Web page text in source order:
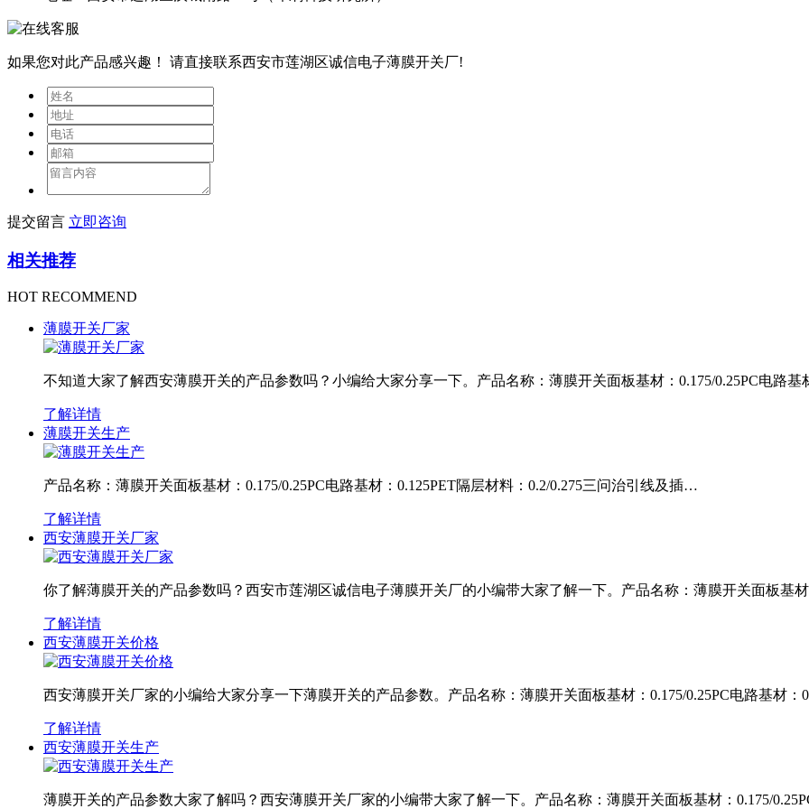
如果您对此产品感兴趣！ 请直接联系西安市莲湖区诚信电子薄膜开关厂!
提交留言 立即咨询
相关推荐
HOT RECOMMEND
薄膜开关厂家
不知道大家了解西安薄膜开关的产品参数吗？小编给大家分享一下。产品名称：薄膜开关面板基材：0.175/0.25PC电路
了解详情
薄膜开关生产
产品名称：薄膜开关面板基材：0.175/0.25PC电路基材：0.125PET隔层材料：0.2/0.275三问治引线及插…
了解详情
西安薄膜开关厂家
你了解薄膜开关的产品参数吗？西安市莲湖区诚信电子薄膜开关厂的小编带大家了解一下。产品名称：薄膜开关面板基
了解详情
西安薄膜开关价格
西安薄膜开关厂家的小编给大家分享一下薄膜开关的产品参数。产品名称：薄膜开关面板基材：0.175/0.25PC电路基材
了解详情
西安薄膜开关生产
薄膜开关的产品参数大家了解吗？西安薄膜开关厂家的小编带大家了解一下。产品名称：薄膜开关面板基材：0.175/